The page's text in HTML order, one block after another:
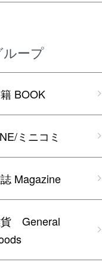
ループ
BOOK
ミニコミ
Magazine
General